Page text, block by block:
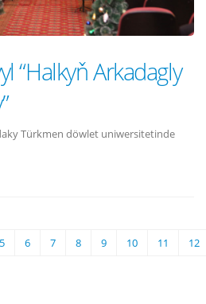
“Halkyň Arkadagly
Türkmen döwlet uniwersitetinde
5 6 7 8 9 10 11 12